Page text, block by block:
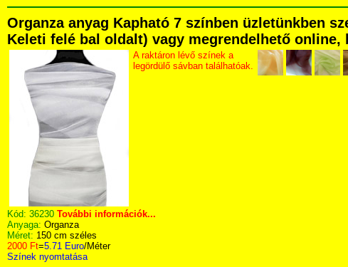
Organza anyag Kapható 7 színben üzletünkben
Keleti felé bal oldalt) vagy megrendelhető online,
A raktáron lévő színek a
legördülő sávban találhatóak.
Kód: 36230 További információk...
Anyaga: Organza
Méret: 150 cm széles
2000 Ft=5.71 Euro/Méter
Színek nyomtatása